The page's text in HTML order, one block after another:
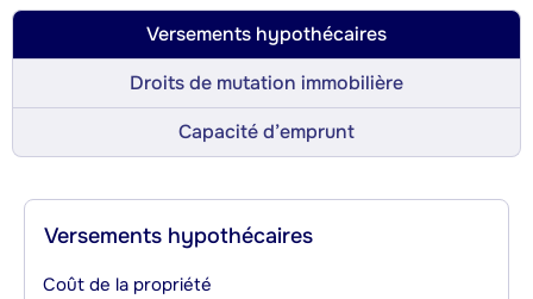
Versements hypothécaires
Droits de mutation immobilière
Capacité d’emprunt
Versements hypothécaires
Coût de la propriété